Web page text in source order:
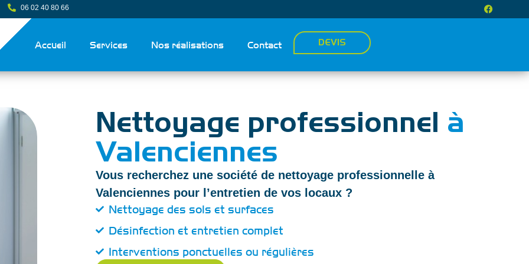
06 02 40 80 66
F
a
c
Accueil Services Nos réalisations Contact DEVIS
Nettoyage professionnel à
Valenciennes
Vous recherchez une société de nettoyage professionnelle à
Valenciennes pour l’entretien de vos locaux ?
Nettoyage des sols et surfaces
Désinfection et entretien complet
Interventions ponctuelles ou régulières